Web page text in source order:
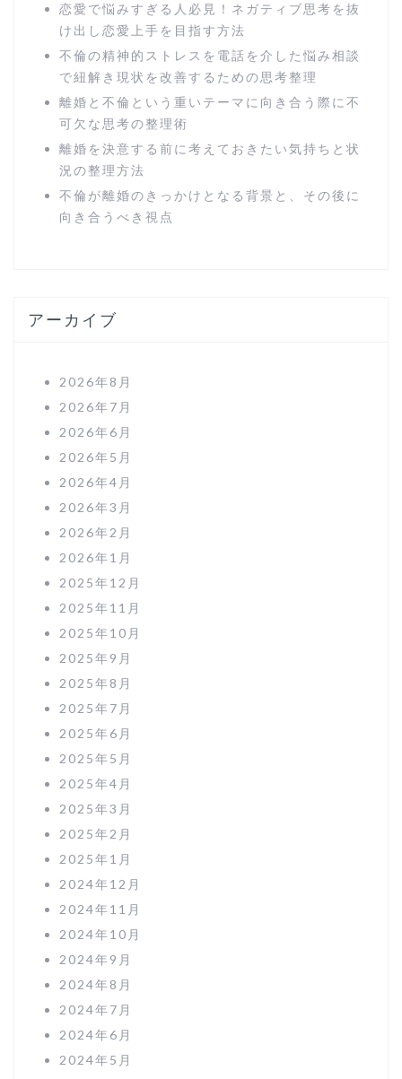
恋愛で悩みすぎる人必見！ネガティブ思考を抜
け出し恋愛上手を目指す方法
不倫の精神的ストレスを電話を介した悩み相談
で紐解き現状を改善するための思考整理
離婚と不倫という重いテーマに向き合う際に不
可欠な思考の整理術
離婚を決意する前に考えておきたい気持ちと状
況の整理方法
不倫が離婚のきっかけとなる背景と、その後に
向き合うべき視点
アーカイブ
2026年8月
2026年7月
2026年6月
2026年5月
2026年4月
2026年3月
2026年2月
2026年1月
2025年12月
2025年11月
2025年10月
2025年9月
2025年8月
2025年7月
2025年6月
2025年5月
2025年4月
2025年3月
2025年2月
2025年1月
2024年12月
2024年11月
2024年10月
2024年9月
2024年8月
2024年7月
2024年6月
2024年5月